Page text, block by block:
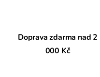
Doprava zdarma nad 2
000 Kč